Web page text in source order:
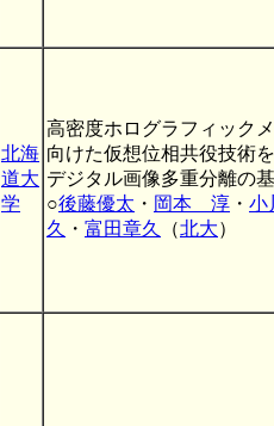
北海
道大
学
高密度ホログラフィック
向けた仮想位相共役技術
デジタル画像多重分離の
○後藤優太 ・ 岡本 淳 ・ 小
久
・ 富田章久 （北大）